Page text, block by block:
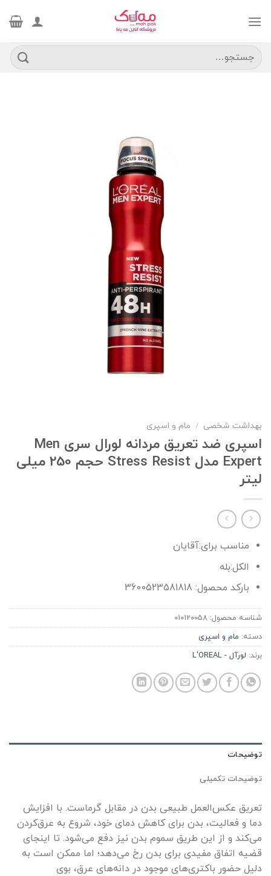
جستجو
برای:
بهداشت شخصی / مام و اسپری
اسپری ضد تعریق مردانه لورال سری Men
Expert مدل Stress Resist حجم 250 میلی
لیتر
مناسب برای:آقایان
الکل:بله
بارکد محصول: 3600523581818
شناسه محصول: 010120058
دسته: مام و اسپری
برند: لورآل - L'OREAL
توضیحات
توضیحات تکمیلی
تعریق عکس‌العمل‌ طبیعی بدن در مقابل گرماست. با افزایش
دما و فعالیت، بدن برای کاهش دمای خود، شروع به عرق‌کردن
می‌کند و از این طریق سموم بدن نیز دفع می‌شود. تا اینجای
قضیه اتفاق مفیدی برای بدن رخ می‌دهد؛ اما ممکن است به
دلیل حضور باکتری‌های موجود در دانه‌های عرق، بوی